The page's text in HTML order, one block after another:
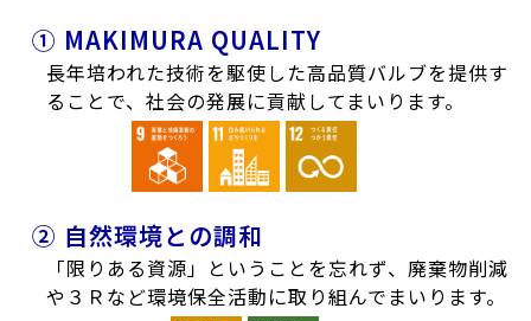
① MAKIMURA QUALITY
長年培われた技術を駆使した高品質バルブを提供す
ることで、社会の発展に貢献してまいります。
② 自然環境との調和
「限りある資源」ということを忘れず、廃棄物削減
や３Ｒなど環境保全活動に取り組んでまいります。